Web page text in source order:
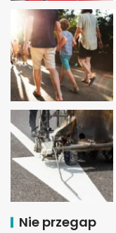
Nie przegap